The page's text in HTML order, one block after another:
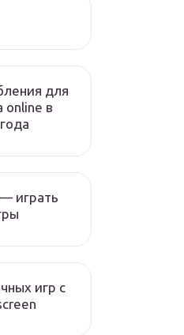
для
online в
играть
игр c